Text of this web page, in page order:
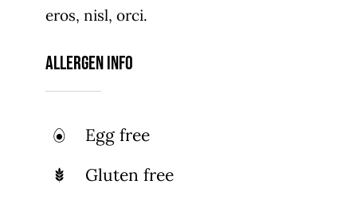
eros, nisl, orci.
Allergen Info
Egg free
Gluten free